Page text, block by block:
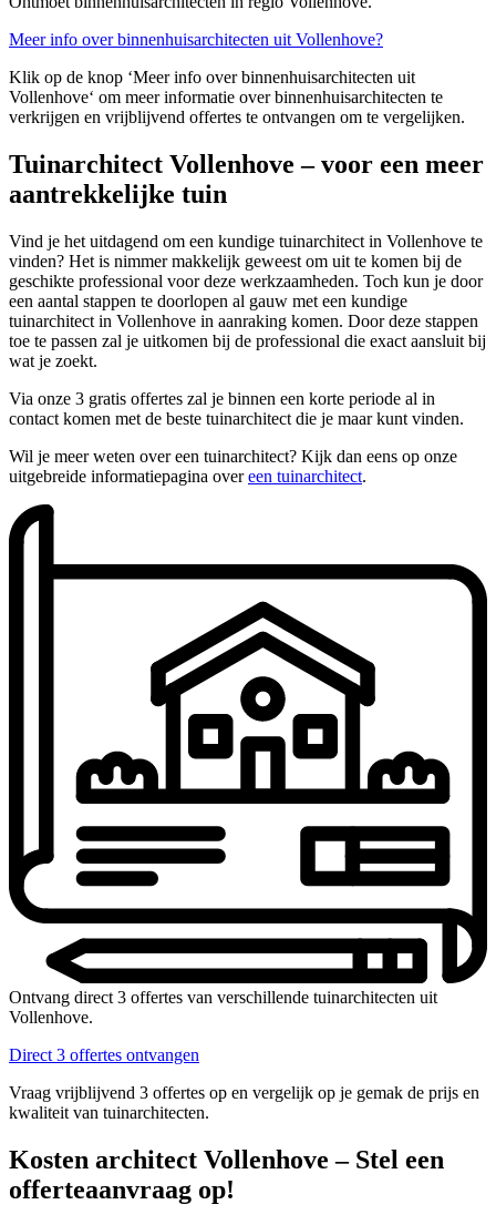
Meer info over binnenhuisarchitecten uit Vollenhove?
Klik op de knop ‘Meer info over binnenhuisarchitecten uit
Vollenhove‘ om meer informatie over binnenhuisarchitecten te
verkrijgen en vrijblijvend offertes te ontvangen om te vergelijken.
Tuinarchitect Vollenhove – voor een meer
aantrekkelijke tuin
Vind je het uitdagend om een kundige tuinarchitect in Vollenhove te
vinden? Het is nimmer makkelijk geweest om uit te komen bij de
geschikte professional voor deze werkzaamheden. Toch kun je door
een aantal stappen te doorlopen al gauw met een kundige
tuinarchitect in Vollenhove in aanraking komen. Door deze stappen
toe te passen zal je uitkomen bij de professional die exact aansluit bij
wat je zoekt.
Via onze 3 gratis offertes zal je binnen een korte periode al in
contact komen met de beste tuinarchitect die je maar kunt vinden.
Wil je meer weten over een tuinarchitect? Kijk dan eens op onze
uitgebreide informatiepagina overeen tuinarchitect.
Ontvang direct 3 offertes van verschillende tuinarchitecten uit
Vollenhove.
Direct 3 offertes ontvangen
Vraag vrijblijvend 3 offertes op en vergelijk op je gemak de prijs en
kwaliteit van tuinarchitecten.
Kosten architect Vollenhove – Stel een
offerteaanvraag op!